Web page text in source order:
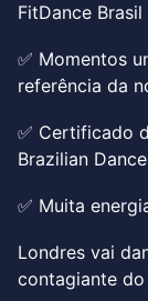
FitDance Brasil
✅ Momentos
referência da
✅ Certificado
Brazilian
✅ Muita
Londres vai
contagiante do